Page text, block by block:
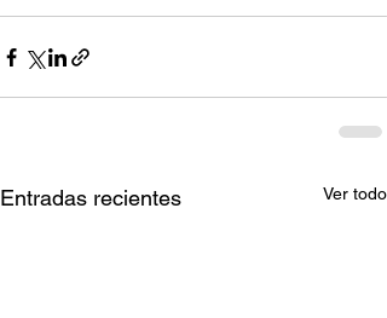
Entradas recientes Ver todo